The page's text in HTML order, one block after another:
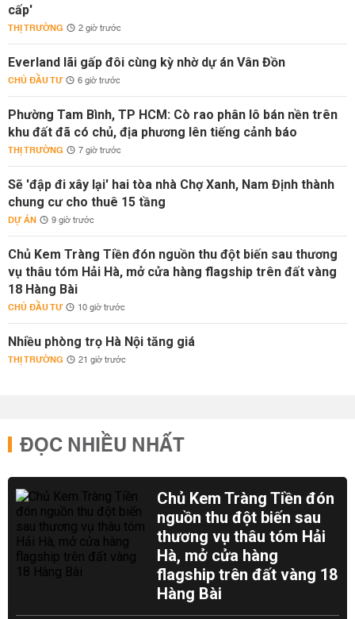
cấp'
THỊ TRƯỜNG 2 giờ trước
Everland lãi gấp đôi cùng kỳ nhờ dự án Vân Đồn
CHỦ ĐẦU TƯ 6 giờ trước
Phường Tam Bình, TP HCM: Cò rao phân lô bán nền trên
khu đất đã có chủ, địa phương lên tiếng cảnh báo
THỊ TRƯỜNG 7 giờ trước
Sẽ 'đập đi xây lại' hai tòa nhà Chợ Xanh, Nam Định thành
chung cư cho thuê 15 tầng
DỰ ÁN 9 giờ trước
Chủ Kem Tràng Tiền đón nguồn thu đột biến sau thương
vụ thâu tóm Hải Hà, mở cửa hàng flagship trên đất vàng
18 Hàng Bài
CHỦ ĐẦU TƯ 10 giờ trước
Nhiều phòng trọ Hà Nội tăng giá
THỊ TRƯỜNG 21 giờ trước
ĐỌC NHIỀU NHẤT
Chủ Kem Tràng Tiền đón
nguồn thu đột biến sau
thương vụ thâu tóm Hải
Hà, mở cửa hàng
flagship trên đất vàng 18
Hàng Bài